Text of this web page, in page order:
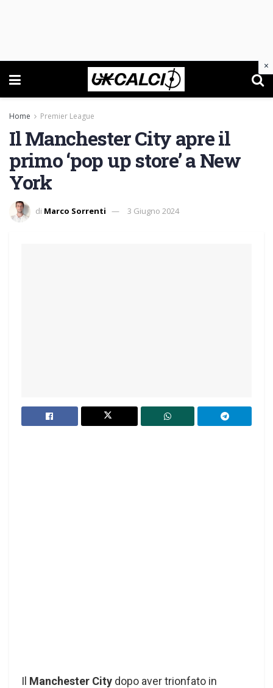
Home Premier League
Il Manchester City apre il
primo ‘pop up store’ a New
York
di Marco Sorrenti 3 Giugno 2024
Il Manchester City dopo aver trionfato in
×